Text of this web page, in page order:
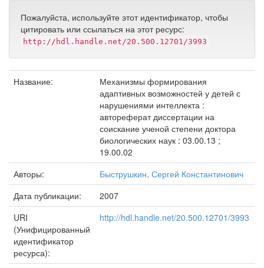
Пожалуйста, используйте этот идентификатор, чтобы
цитировать или ссылаться на этот ресурс:
http://hdl.handle.net/20.500.12701/3993
Название:
Механизмы формирования
адаптивных возможностей у детей с
нарушениями интеллекта :
автореферат диссертации на
соискание ученой степени доктора
биологических наук : 03.00.13 ;
19.00.02
Авторы:
Быструшкин, Сергей Константинович
Дата публикации:
2007
URI
(Унифицированный
идентификатор
ресурса):
http://hdl.handle.net/20.500.12701/3993